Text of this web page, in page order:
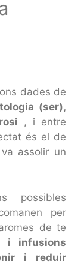
dades de
(ser),
, i entre
és el de
assolir un
possibles
per
de te
i infusions
i reduir